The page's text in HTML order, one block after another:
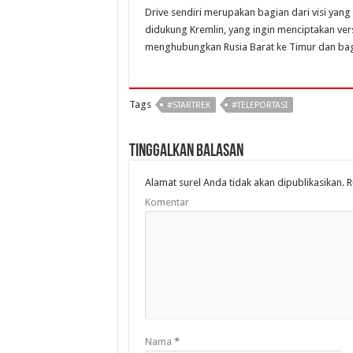
Drive sendiri merupakan bagian dari visi
didukung Kremlin, yang ingin menciptakan
menghubungkan Rusia Barat ke Timur dan
Tags #STARTREK #TELEPORTASI
Tinggalkan Balasan
Alamat surel Anda tidak akan dipublikasikan.
Komentar
Nama *